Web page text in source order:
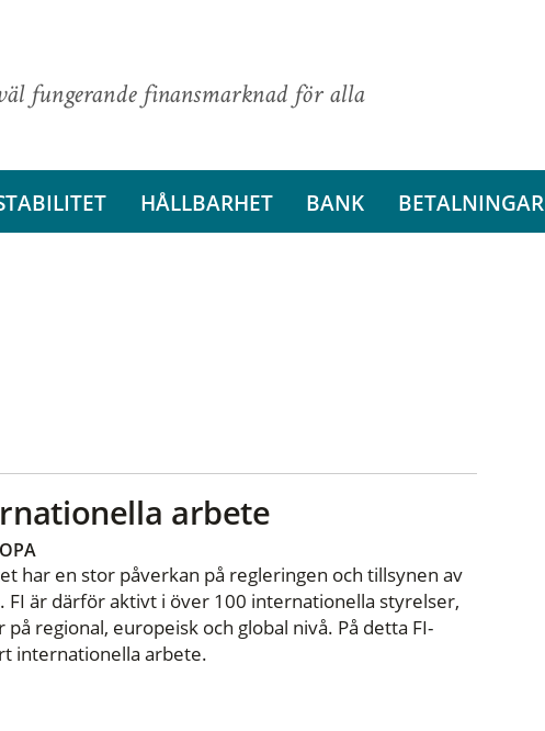
fungerande finansmarknad för alla
HÅLLBARHET BANK BETALNINGAR
arbete
har en stor påverkan på regleringen och tillsynen av
FI är därför aktivt i över 100 internationella styrelser,
regional, europeisk och global nivå. På detta FI-
internationella arbete.